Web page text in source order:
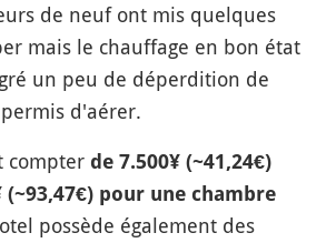
de neuf ont mis quelques
mais le chauffage en bon état
un peu de déperdition de
d'aérer.
compter de 7.500¥ (~41,24€)
(~93,47€) pour une chambre
possède également des